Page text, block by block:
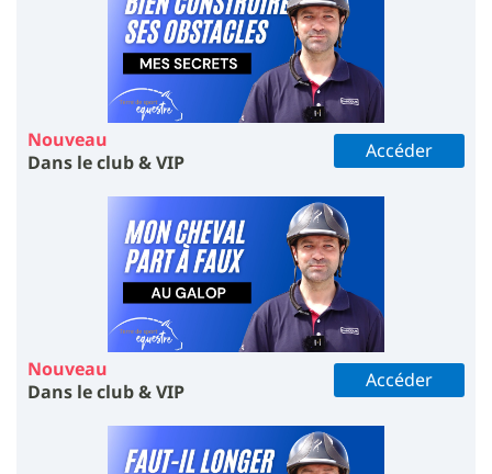
Nouveau
Dans le club & VIP
Accéder
Nouveau
Dans le club & VIP
Accéder